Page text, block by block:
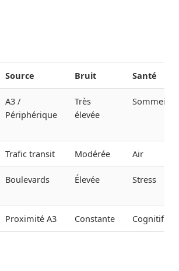
Source Bruit Santé
A3 /
Périphérique
Très
élevée
Sommeil
Trafic transit Modérée Air
Boulevards Élevée Stress
Proximité A3 Constante Cognitif